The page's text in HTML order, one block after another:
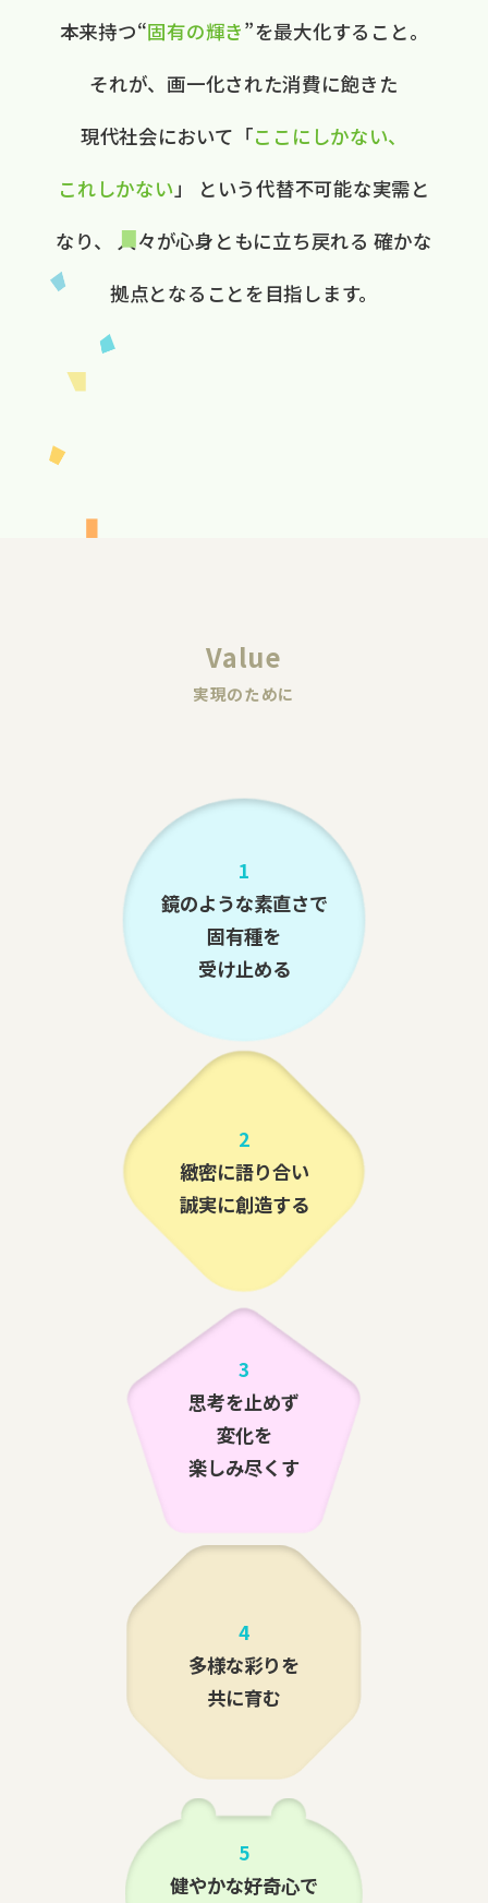
本来持つ“固有の​輝き”を​最大化する​こと。
それが、​画一化された​消費に​飽きた​
現代社会に​おいて ​「ここに​しかない、​
これしかない 」
と​いう​代替不可能な​実需と​
なり、
人々が​心身ともに​立ち戻れる 確かな​
拠点と​なる​ことを​目指します。​
Value
実現のために
1
鏡のような素直さで
固有種を
受け止める
2
緻密に語り合い
誠実に創造する
3
思考を止めず
変化を
楽しみ尽くす
4
多様な彩りを
共に育む
5
健やかな好奇心で